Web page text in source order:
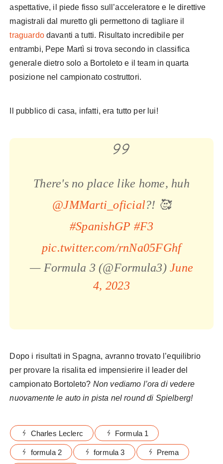
aspettative, il piede fisso sull’acceleratore e le direttive
magistrali dal muretto gli permettono di tagliare il
traguardodavanti a tutti. Risultato incredibile per
entrambi, Pepe Martì si trova secondo in classifica
generale dietro solo a Bortoleto e il team in quarta
posizione nel campionato costruttori.
Il pubblico di casa, infatti, era tutto per lui!
There's no place like home, huh
@JMMarti_oficial?! 🥰
#SpanishGP #F3
pic.twitter.com/rnNa05FGhf
— Formula 3 (@Formula3) June
4, 2023
Dopo i risultati in Spagna, avranno trovato l’equilibrio
per provare la risalita ed impensierire il leader del
campionato Bortoleto? Non vediamo l’ora di vedere
nuovamente le auto in pista nel round di Spielberg!
Charles Leclerc Formula 1
formula 2 formula 3 Prema